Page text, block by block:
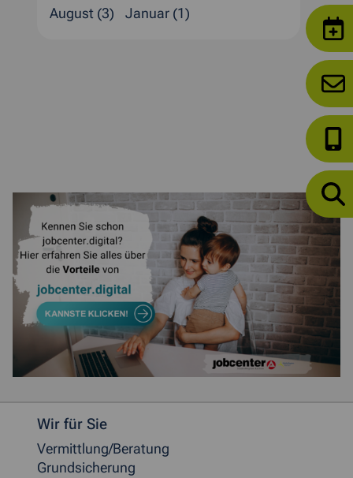
August (3)
Januar (1)
Weitere allgemeine Informationen
Wir für Sie
Vermittlung/Beratung
Grundsicherung